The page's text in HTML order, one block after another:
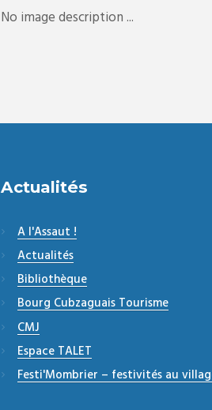
No image description ...
Actualités
A l'Assaut !
Actualités
Bibliothèque
Bourg Cubzaguais Tourisme
CMJ
Espace TALET
Festi'Mombrier – festivités au